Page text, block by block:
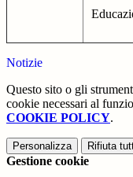
Notizie
Questo sito o gli
cookie necessari al
COOKIE POLICY.
Personalizza Rifiuta
Gestione cookie